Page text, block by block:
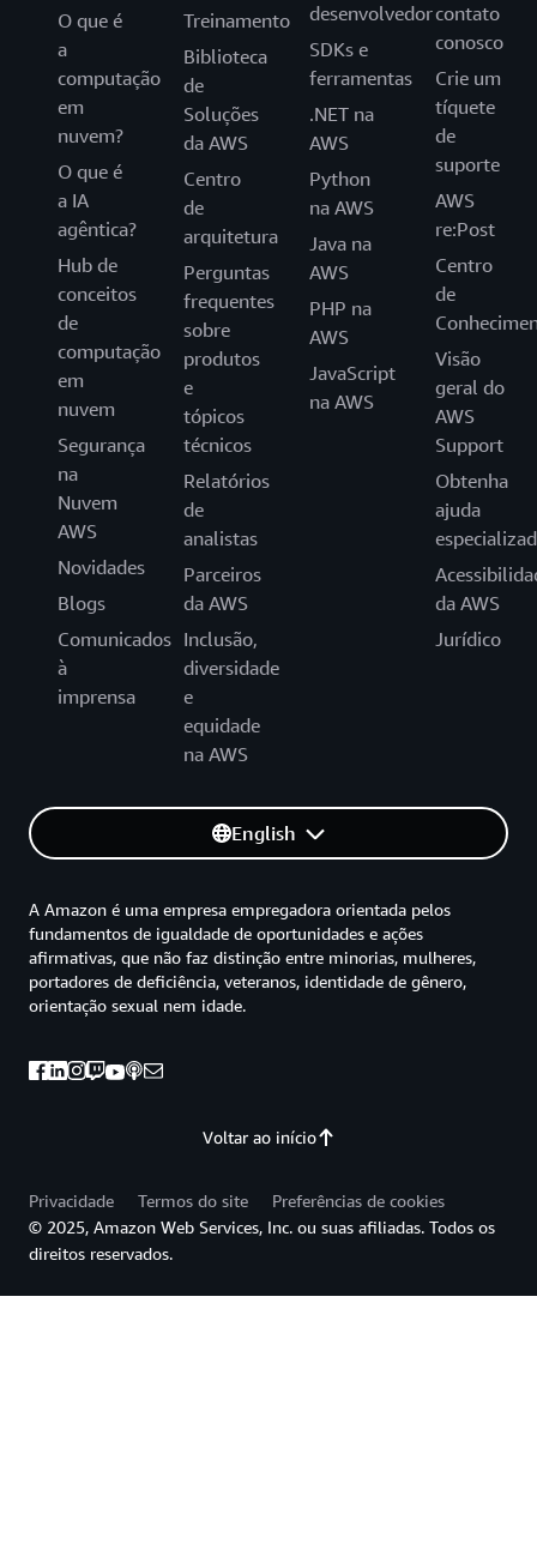
O que é
a
computação
em
nuvem?
O que é
a IA
agêntica?
Hub de
conceitos
de
computação
em
nuvem
Segurança
na
Nuvem
AWS
Novidades
Blogs
Comunicados
à
imprensa
Treinamento
Biblioteca
de
Soluções
da AWS
Centro
de
arquitetura
Perguntas
frequentes
sobre
produtos
e
tópicos
técnicos
Relatórios
de
analistas
Parceiros
da AWS
Inclusão,
diversidade
e
equidade
na AWS
desenvolvedor
SDKs e
ferramentas
.NET na
AWS
Python
na AWS
Java na
AWS
PHP na
AWS
JavaScript
na AWS
contato
conosco
Crie um
tíquete
de
suporte
AWS
re:Post
Centro
de
Visão
geral do
AWS
Support
Obtenha
ajuda
da AWS
Jurídico
English
Voltar ao início
A Amazon é uma empresa empregadora orientada pelos
fundamentos de igualdade de oportunidades e ações
afirmativas, que não faz distinção entre minorias, mulheres,
portadores de deficiência, veteranos, identidade de gênero,
orientação sexual nem idade.
Privacidade Termos do site
Preferências de cookies
© 2025, Amazon Web Services, Inc. ou suas afiliadas. Todos os
direitos reservados.